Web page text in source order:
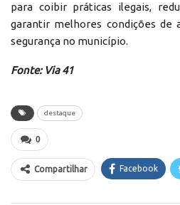
para coibir práticas ilegais,
garantir melhores condições de
segurança no município.
Fonte: Via 41
destaque
0
Compartilhar Facebook